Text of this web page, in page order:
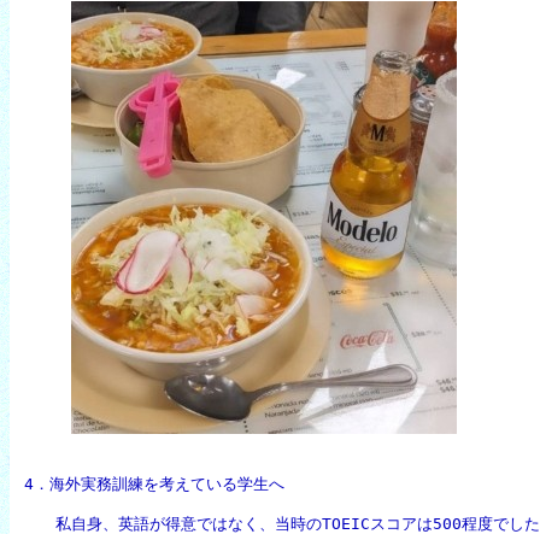
4．海外実務訓練を考えている学生へ
私自身、英語が得意ではなく、当時のTOEICスコアは500程度でし